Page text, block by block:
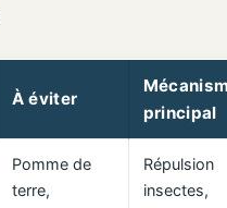
À éviter
principal
Pomme de
terre,
Répulsion
insectes,